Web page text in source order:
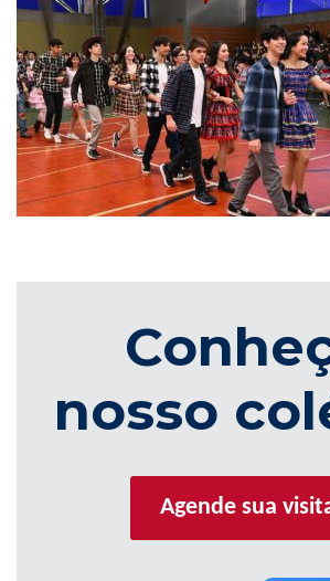
nosso
Agende sua